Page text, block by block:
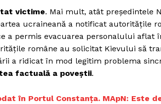
victime. Mai mult, atât președintele
ucraineană a notificat autoritățile
a permis evacuarea personalului aflat
române au solicitat Kievului să
a ridicat în mod legitim problema
factuală a poveștii.
în Portul Constanța. MApN: Este